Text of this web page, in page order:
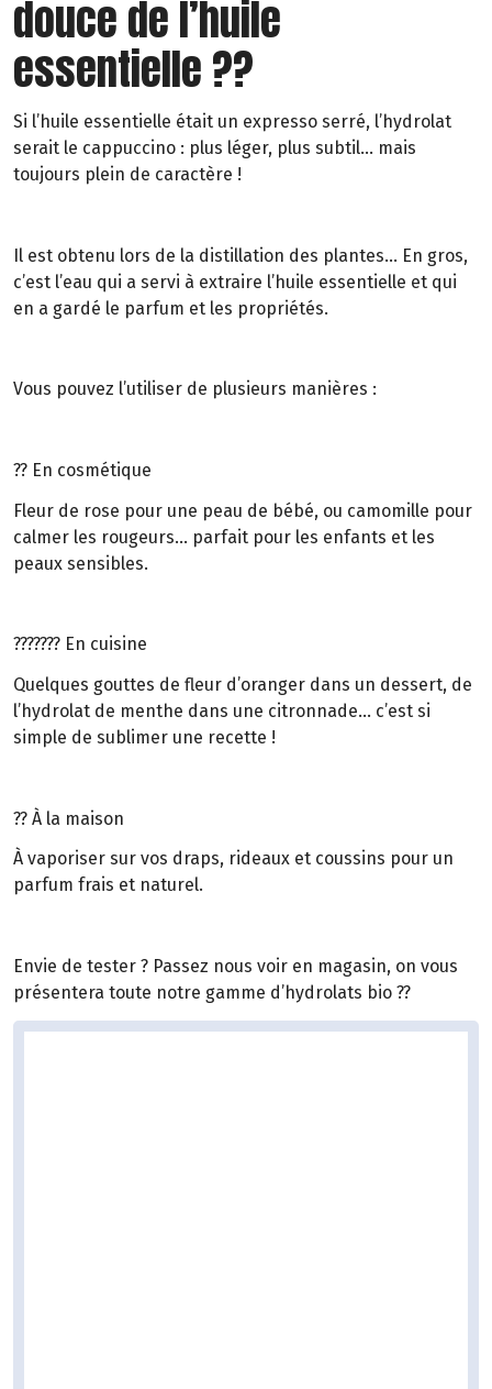
douce de l’huile
essentielle ??
Si l’huile essentielle était un expresso serré, l’hydrolat
serait le cappuccino : plus léger, plus subtil… mais
toujours plein de caractère !
Il est obtenu lors de la distillation des plantes… En gros,
c’est l’eau qui a servi à extraire l’huile essentielle et qui
en a gardé le parfum et les propriétés.
Vous pouvez l’utiliser de plusieurs manières :
?? En cosmétique
Fleur de rose pour une peau de bébé, ou camomille pour
calmer les rougeurs… parfait pour les enfants et les
peaux sensibles.
??????? En cuisine
Quelques gouttes de fleur d’oranger dans un dessert, de
l’hydrolat de menthe dans une citronnade… c’est si
simple de sublimer une recette !
?? À la maison
À vaporiser sur vos draps, rideaux et coussins pour un
parfum frais et naturel.
Envie de tester ? Passez nous voir en magasin, on vous
présentera toute notre gamme d’hydrolats bio ??